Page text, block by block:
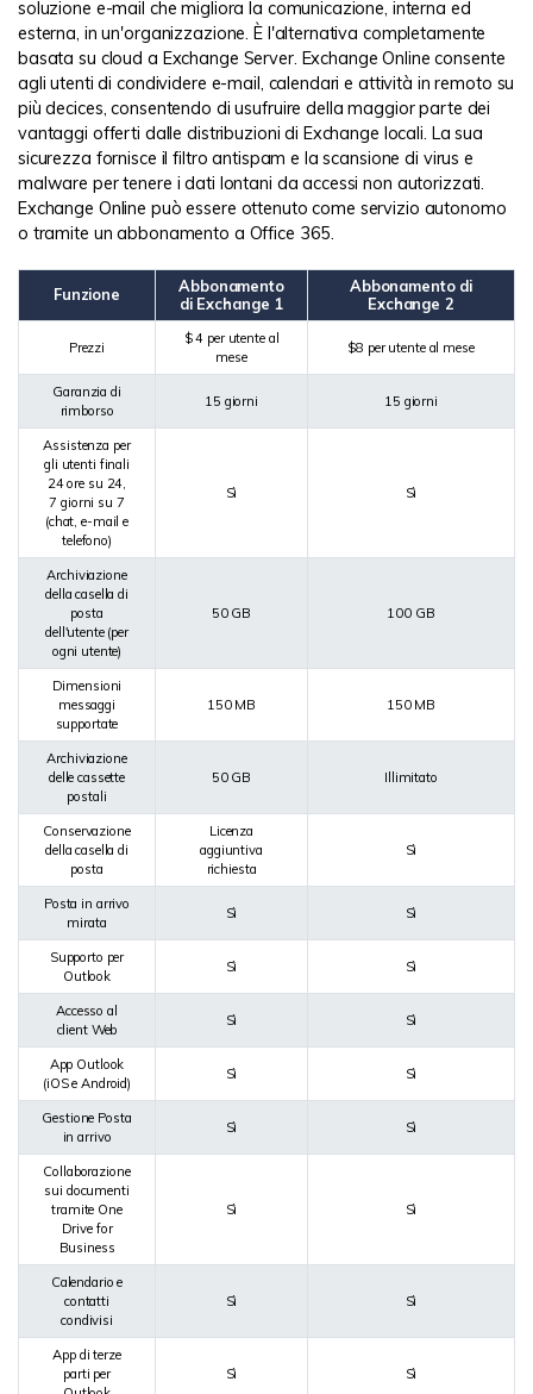
soluzione e-mail che migliora la comunicazione, interna ed
esterna, in un'organizzazione. È l'alternativa completamente
basata su cloud a Exchange Server. Exchange Online consente
agli utenti di condividere e-mail, calendari e attività in remoto su
più decices, consentendo di usufruire della maggior parte dei
vantaggi offerti dalle distribuzioni di Exchange locali. La sua
sicurezza fornisce il filtro antispam e la scansione di virus e
malware per tenere i dati lontani da accessi non autorizzati.
Exchange Online può essere ottenuto come servizio autonomo
o tramite un abbonamento a Office 365.
Funzione
Abbonamento
di Exchange 1
Abbonamento di
Exchange 2
Prezzi
$ 4 per utente al
mese
$8 per utente al mese
Garanzia di
rimborso
15 giorni 15 giorni
Assistenza per
gli utenti finali
24 ore su 24,
7 giorni su 7
(chat, e-mail e
telefono)
Sì Sì
Archiviazione
della casella di
posta
dell'utente (per
ogni utente)
50 GB 100 GB
Dimensioni
messaggi
supportate
150 MB 150 MB
Archiviazione
delle cassette
postali
50 GB Illimitato
Conservazione
della casella di
posta
Licenza
aggiuntiva
richiesta
Sì
Posta in arrivo
mirata
Sì Sì
Supporto per
Outlook
Sì Sì
Accesso al
client Web
Sì Sì
App Outlook
(iOS e Android)
Sì Sì
Gestione Posta
in arrivo
Sì Sì
Collaborazione
sui documenti
tramite One
Drive for
Business
Sì Sì
Calendario e
contatti
condivisi
Sì Sì
App di terze
parti per
Sì Sì